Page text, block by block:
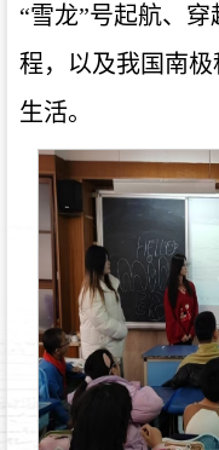
“雪龙”号起航、
程，以及我国南
生活。